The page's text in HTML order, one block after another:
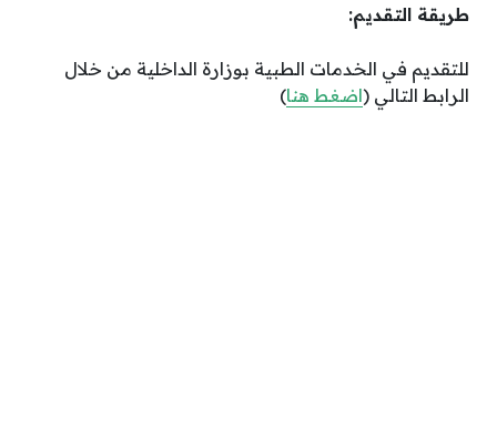
طريقة التقديم:
للتقديم في الخدمات الطبية بوزارة الداخلية من خلال
الرابط التالي (اضغط هنا)